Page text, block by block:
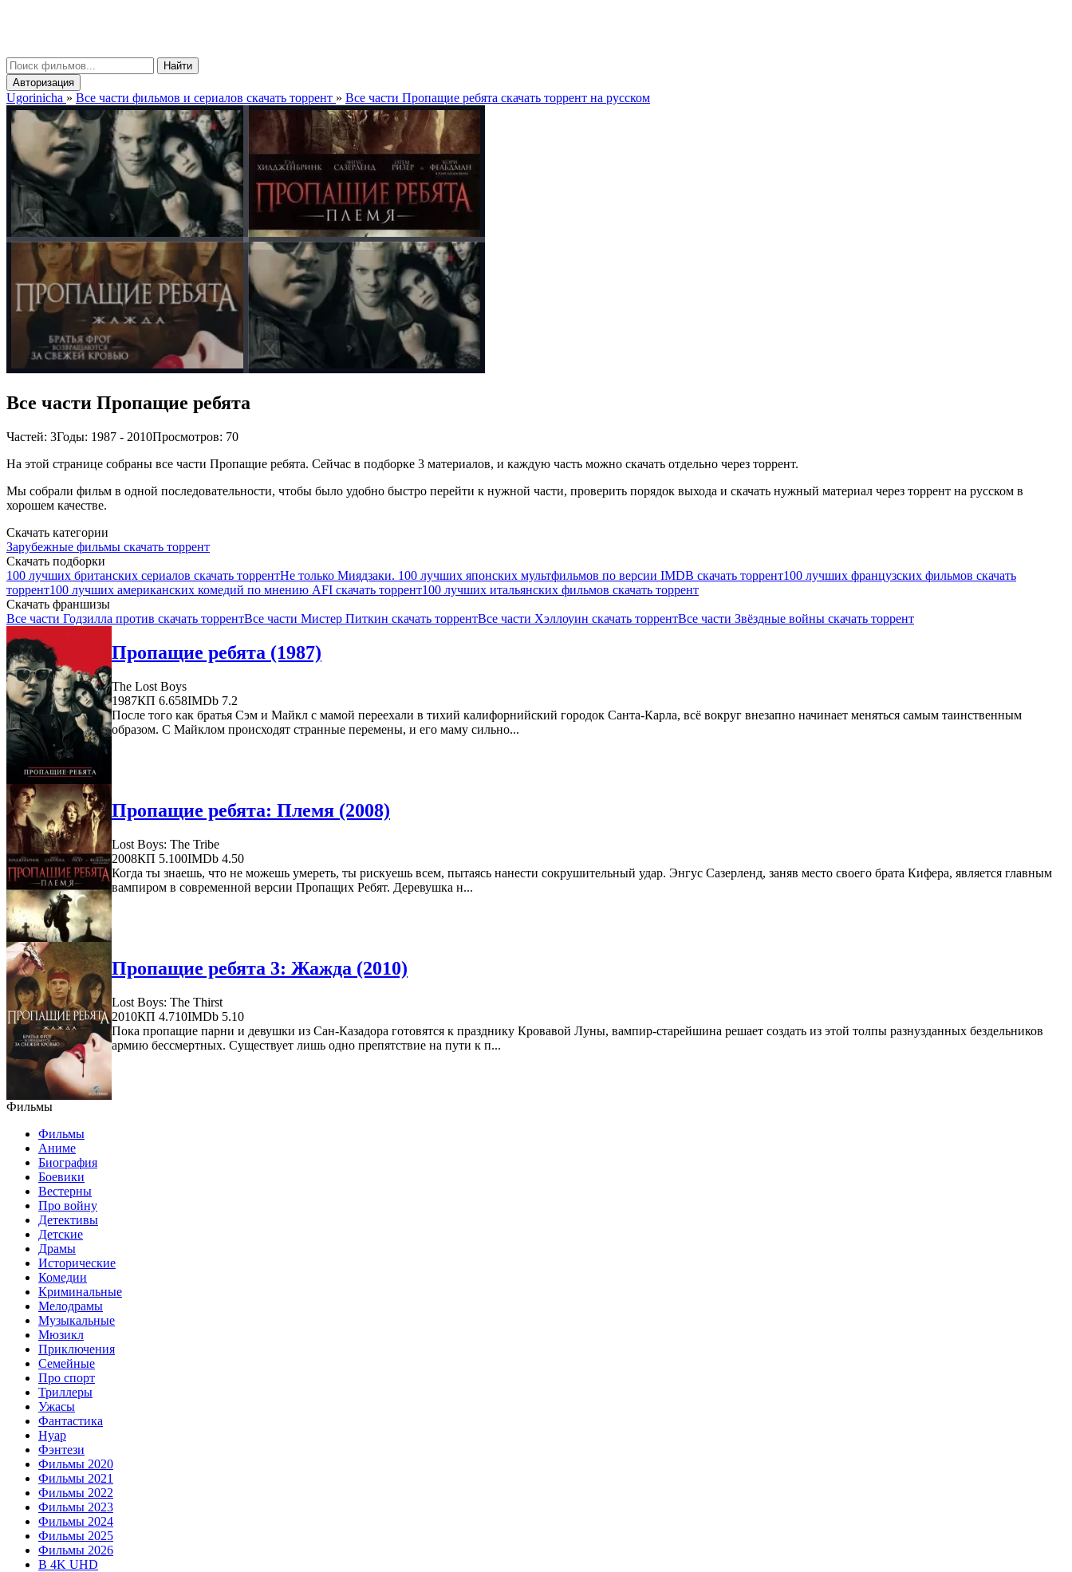
Найти
Авторизация
Ugorinicha » Все части фильмов и сериалов скачать торрент » Все части Пропащие ребята скачать торрент на русском
Все части Пропащие ребята
Частей: 3Годы: 1987 - 2010Просмотров: 70
На этой странице собраны все части Пропащие ребята. Сейчас в подборке 3 материалов, и каждую часть можно скачать отдельно через торрент.
Мы собрали фильм в одной последовательности, чтобы было удобно быстро перейти к нужной части, проверить порядок выхода и скачать нужный материал через торрент на русском в
хорошем качестве.
Скачать категории
Зарубежные фильмы скачать торрент
Скачать подборки
100 лучших британских сериалов скачать торрентНе только Миядзаки. 100 лучших японских мультфильмов по версии IMDB скачать торрент100 лучших французских фильмов скачать
торрент100 лучших американских комедий по мнению AFI скачать торрент100 лучших итальянских фильмов скачать торрент
Скачать франшизы
Все части Годзилла против скачать торрентВсе части Мистер Питкин скачать торрентВсе части Хэллоуин скачать торрентВсе части Звёздные войны скачать торрент
Пропащие ребята (1987)
The Lost Boys
1987КП 6.658IMDb 7.2
После того как братья Сэм и Майкл с мамой переехали в тихий калифорнийский городок Санта-Карла, всё вокруг внезапно начинает меняться самым таинственным
образом. С Майклом происходят странные перемены, и его маму сильно...
Пропащие ребята: Племя (2008)
Lost Boys: The Tribe
2008КП 5.100IMDb 4.50
Когда ты знаешь, что не можешь умереть, ты рискуешь всем, пытаясь нанести сокрушительный удар. Энгус Сазерленд, заняв место своего брата Кифера, является главным
вампиром в современной версии Пропащих Ребят. Деревушка н...
Пропащие ребята 3: Жажда (2010)
Lost Boys: The Thirst
2010КП 4.710IMDb 5.10
Пока пропащие парни и девушки из Сан-Казадора готовятся к празднику Кровавой Луны, вампир-старейшина решает создать из этой толпы разнузданных бездельников
армию бессмертных. Существует лишь одно препятствие на пути к п...
Фильмы
Фильмы
Аниме
Биография
Боевики
Вестерны
Про войну
Детективы
Детские
Драмы
Исторические
Комедии
Криминальные
Мелодрамы
Музыкальные
Мюзикл
Приключения
Семейные
Про спорт
Триллеры
Ужасы
Фантастика
Нуар
Фэнтези
Фильмы 2020
Фильмы 2021
Фильмы 2022
Фильмы 2023
Фильмы 2024
Фильмы 2025
Фильмы 2026
В 4K UHD